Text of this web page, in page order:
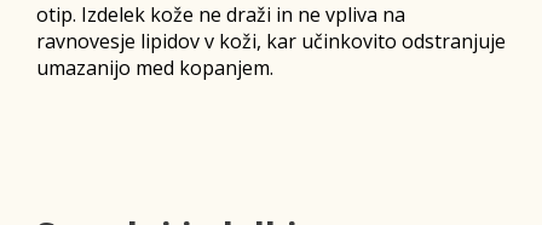
otip. Izdelek kože ne draži in ne vpliva na
ravnovesje lipidov v koži, kar učinkovito odstranjuje
umazanijo med kopanjem.